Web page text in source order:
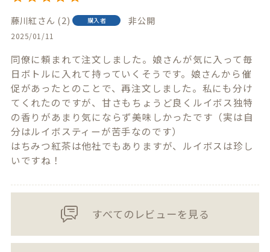
藤川紅 2 購入者 非公開
2025/01/11
同僚に頼まれて注文しました。娘さんが気に入って毎
日ボトルに入れて持っていくそうです。娘さんから催
促があったとのことで、再注文しました。私にも分け
てくれたのですが、甘さもちょうど良くルイボス独特
の香りがあまり気にならず美味しかったです（実は自
分はルイボスティーが苦手なのです）
はちみつ紅茶は他社でもありますが、ルイボスは珍し
いですね！
すべてのレビューを見る